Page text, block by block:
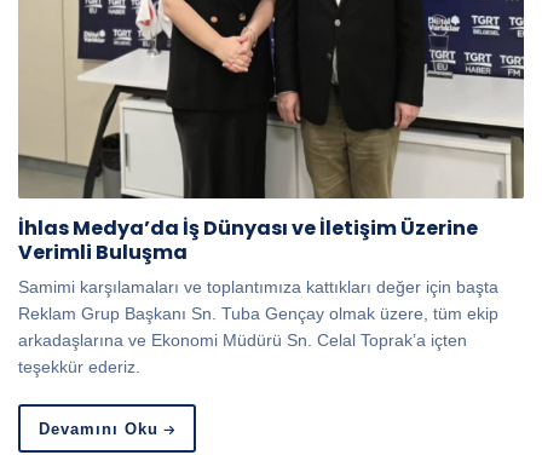
İhlas Medya’da İş Dünyası ve İletişim Üzerine
Verimli Buluşma
Samimi karşılamaları ve toplantımıza kattıkları değer için başta
Reklam Grup Başkanı Sn. Tuba Gençay olmak üzere, tüm ekip
arkadaşlarına ve Ekonomi Müdürü Sn. Celal Toprak’a içten
teşekkür ederiz.
Devamını Oku